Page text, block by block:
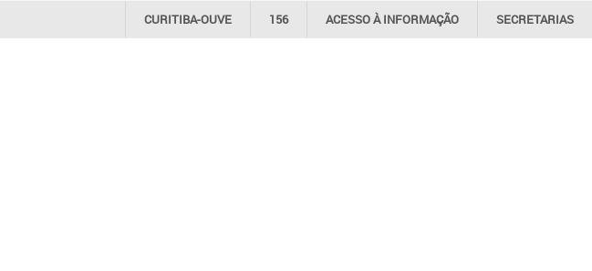
CURITIBA-OUVE 156 ACESSO ÀINFORMAÇÃO SECRETARIAS